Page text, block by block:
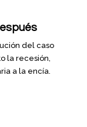
del caso
la recesión,
a la encía.